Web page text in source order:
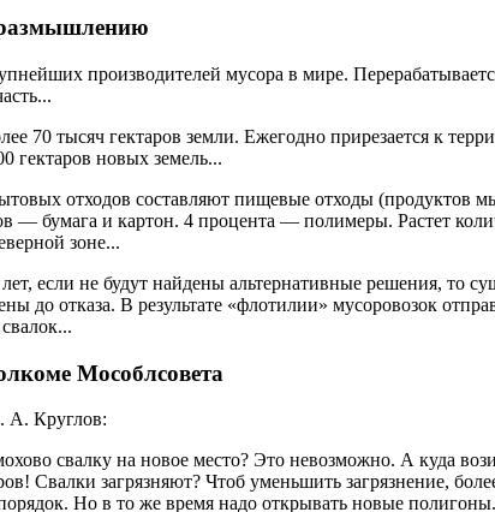
производителей мусора в мире.
70 тысяч гектаров земли. Ежегодно прирезается к
гектаров новых земель...
отходов составляют пищевые отходы (продуктов
— бумага и картон. 4 процента — полимеры. Растет
зоне...
если не будут найдены альтернативные решения, то
до отказа. В результате «флотилии» мусоровозок
Мособлсовета
А. Круглов:
свалку на новое место? Это невозможно. А куда
Свалки загрязняют? Чтоб уменьшить загрязнение,
Но в то же время надо открывать новые